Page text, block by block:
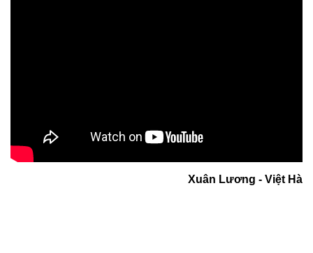
Xuân Lương - Việt Hà